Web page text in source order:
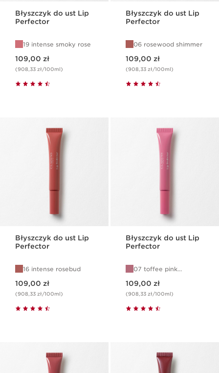
Błyszczyk do ust Lip
Perfector
19 intense smoky rose
109,00 zł
(908,33 zł/100ml)
Błyszczyk do ust Lip
Perfector
06 rosewood shimmer
109,00 zł
(908,33 zł/100ml)
Błyszczyk do ust Lip
Perfector
16 intense rosebud
109,00 zł
(908,33 zł/100ml)
Błyszczyk do ust Lip
Perfector
07 toffee pink
109,00 zł
(908,33 zł/100ml)